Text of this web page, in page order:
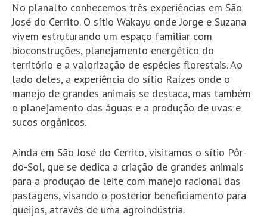
No planalto conhecemos três experiências em São
José do Cerrito. O sítio Wakayu onde Jorge e Suzana
vivem estruturando um espaço familiar com
bioconstruções, planejamento energético do
território e a valorização de espécies florestais. Ao
lado deles, a experiência do sítio Raízes onde o
manejo de grandes animais se destaca, mas também
o planejamento das águas e a produção de uvas e
sucos orgânicos.
Ainda em São José do Cerrito, visitamos o sítio Pôr-
do-Sol, que se dedica a criação de grandes animais
para a produção de leite com manejo racional das
pastagens, visando o posterior beneficiamento para
queijos, através de uma agroindústria.